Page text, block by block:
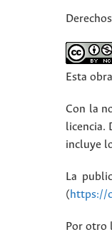
Esta
Con la
licencia.
incluye
La
(https://
Por otro